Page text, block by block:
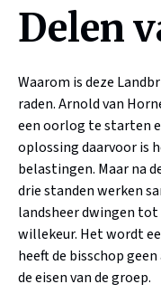
Delen
Waarom is deze
raden. Arnold van
een oorlog te starten
oplossing daarvoor is
belastingen. Maar na
drie standen werken
landsheer dwingen
willekeur. Het wordt
heeft de bisschop
de eisen van de groep.